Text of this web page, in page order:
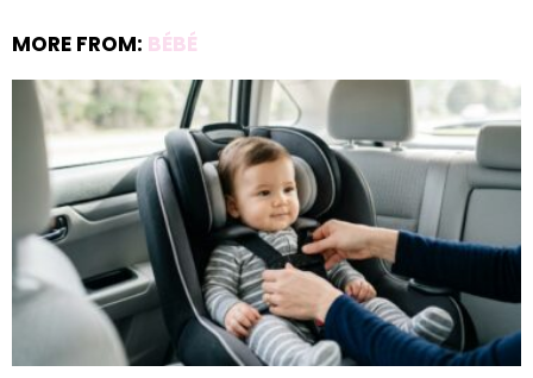
MORE FROM: BÉBÉ